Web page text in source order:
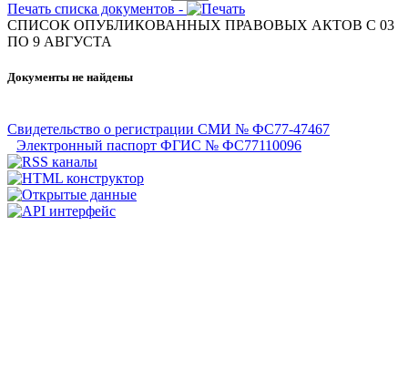
Печать списка документов -
СПИСОК ОПУБЛИКОВАННЫХ ПРАВОВЫХ АКТОВ С 03
ПО 9 АВГУСТА
Документы не найдены
Свидетельство о регистрации СМИ № ФС77-47467
Электронный паспорт ФГИС № ФС77110096